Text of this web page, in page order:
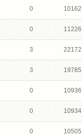
0 10162
0 11226
3 22172
3 19785
0 10936
0 10934
0 10505